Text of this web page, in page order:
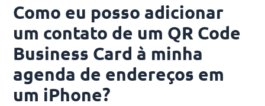
Como eu posso adicionar
um contato de um QR Code
Business Card à minha
agenda de endereços em
um iPhone?